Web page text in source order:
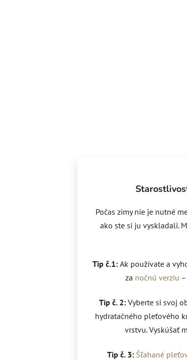
Počas zimy nie je nutné
ako ste si ju vyskladali.
Tip č.1: Ak používate a
za nočnú verziu
Tip č. 2: Vyberte si svoj
hydratačného pleťového
vrstvu. Vyskúšať
Tip č. 3: Šľahané